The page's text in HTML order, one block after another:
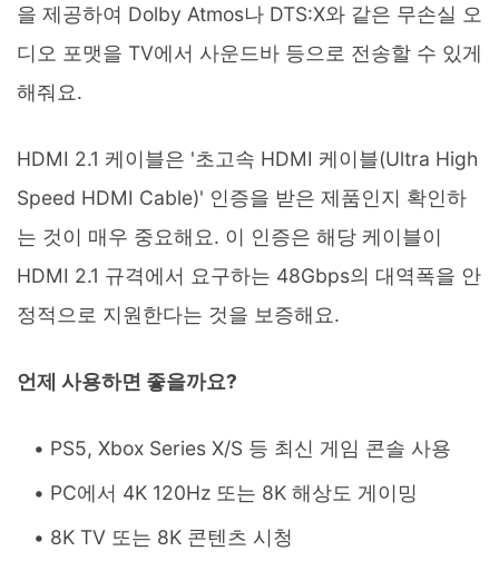
을 제공하여 Dolby Atmos나 DTS:X와 같은 무손실 오
디오 포맷을 TV에서 사운드바 등으로 전송할 수 있게
해줘요.
HDMI 2.1 케이블은 '초고속 HDMI 케이블(Ultra High
Speed HDMI Cable)' 인증을 받은 제품인지 확인하
는 것이 매우 중요해요. 이 인증은 해당 케이블이
HDMI 2.1 규격에서 요구하는 48Gbps의 대역폭을 안
정적으로 지원한다는 것을 보증해요.
언제 사용하면 좋을까요?
PS5, Xbox Series X/S 등 최신 게임 콘솔 사용
PC에서 4K 120Hz 또는 8K 해상도 게이밍
8K TV 또는 8K 콘텐츠 시청